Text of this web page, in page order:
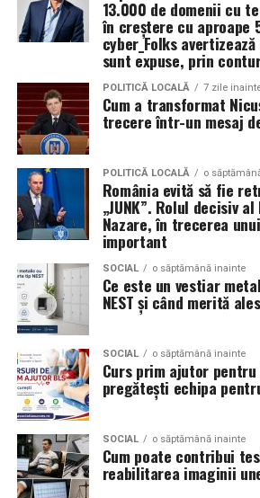
Tehnologiile deepfake sunt folosite
care jucători sau prezentatori
promoveze tombole, platforme de
garantate, distribuite apoi prin
sociale.
Aceste instrumente reduc
de pregătire tehnică necesare pentru
campanii de fraudă. În locul
de recunoscut, atacatorii pot genera
personalizate pentru anumite
sau categorii profesionale.
„Echipa noastră de cybersecurity
vulnerabilitățile și intervine proactiv
infrastructurii, de la filtrarea
izolarea site-urilor compromise. Dar
exploatează doar serverele, ci mai
furnizor de hosting nu poate opri un
introducă parola pe o pagină
vigilența utilizatorului rămâne prima
explică Horațiu Șimon, Chief
cyber_Folks România.
Turnul din pahare
Un alt joc pe care îl poți încerca la
tău, este construirea unui turn din
copiii în două echipe, care vor primi
bază se așază patru pahare, urmând
rând de 3 pahare, respectiv 2 și 1
care construiește cel mai repede un
se dărâme.
Fiecare dintre aceste activități poate
ingredientul surpriză al petrecerii pe
pentru copilul tău. Invitații mici și
bucurându-se de jocuri distractive și
unice.
13.000 de domenii cu
în creștere cu aproape
cyber_Folks
sunt expuse, prin
POLITICĂ LOCALĂ 7 zile
Cum a transformat
trecere într-un mesaj
POLITICĂ LOCALĂ o
România evită să fie
„JUNK”. Rolul decisiv
Nazare, în trecerea
important
SOCIAL o săptămână inainte
Ce este un vestiar
NEST și când merită ales
SOCIAL o săptămână inainte
Curs prim ajutor
pregătești echipa
SOCIAL o săptămână inainte
Cum poate contribui
reabilitarea imaginii